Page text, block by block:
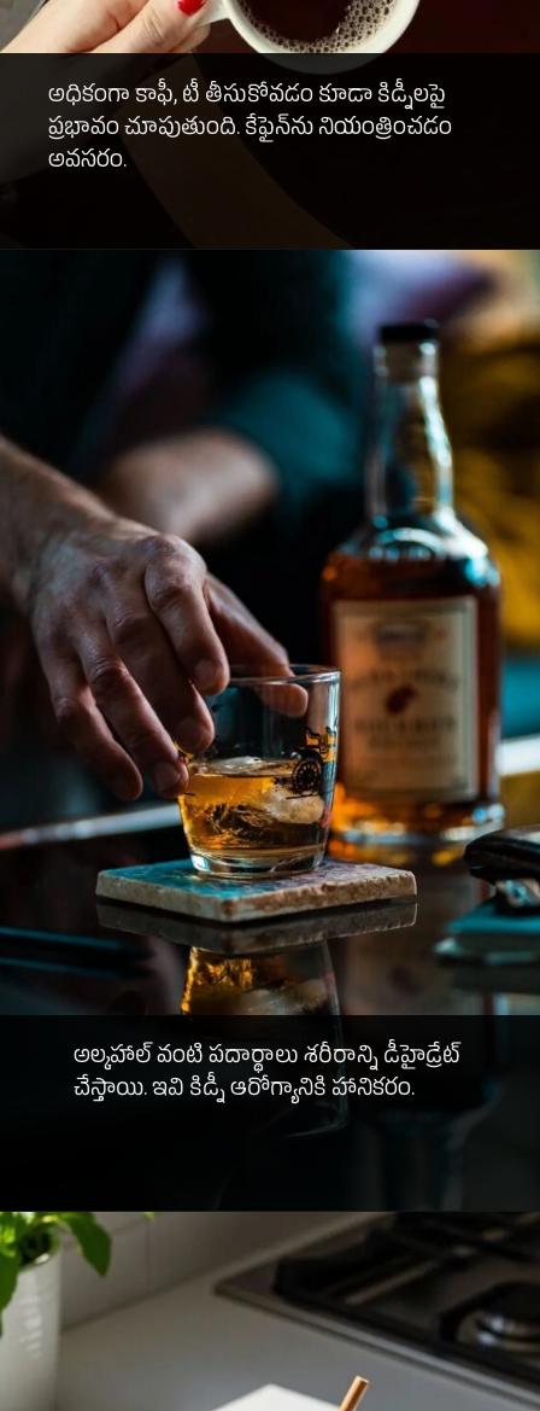
అధికంగా కాఫీ, టీ తీసుకోవడం కూడా కిడ్నీలపై
ప్రభావం చూపుతుంది. కేఫైన్‌ను నియంత్రించడం
అవసరం.
అల్కహాల్ వంటి పదార్థాలు శరీరాన్ని డీహైడ్రేట్
చేస్తాయి. ఇవి కిడ్నీ ఆరోగ్యానికి హానికరం.